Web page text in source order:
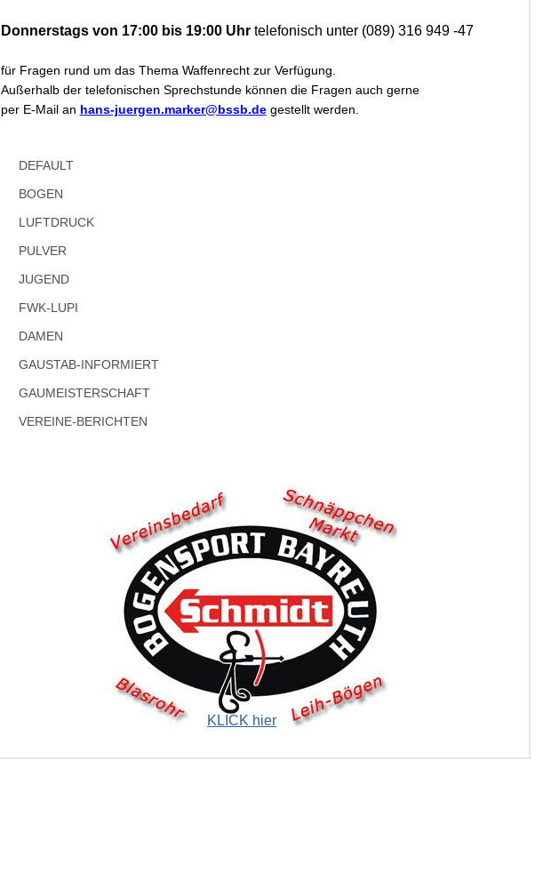
Donnerstags von 17:00 bis 19:00 Uhrtelefonisch unter (089) 316 949 -47
für Fragen rund um das Thema Waffenrecht zur Verfügung.
Außerhalb der telefonischen Sprechstunde können die Fragen auch gerne
per E-Mail an hans-juergen.marker@bssb.degestellt werden.
DEFAULT
BOGEN
LUFTDRUCK
PULVER
JUGEND
FWK-LUPI
DAMEN
GAUSTAB-INFORMIERT
GAUMEISTERSCHAFT
VEREINE-BERICHTEN
_____________
KLICK hier